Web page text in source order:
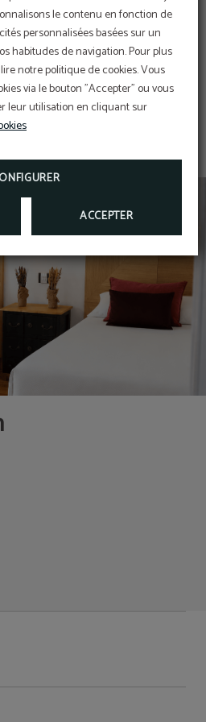
le contenu en fonction de
personnalisées basées sur un
habitudes de navigation. Pour plus
notre politique de cookies. Vous
via le bouton "Accepter" ou vous
leur utilisation en cliquant sur
ACCEPTER
TV LCD